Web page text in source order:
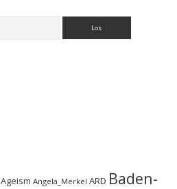
Ageism Angela_Merkel ARD Baden-